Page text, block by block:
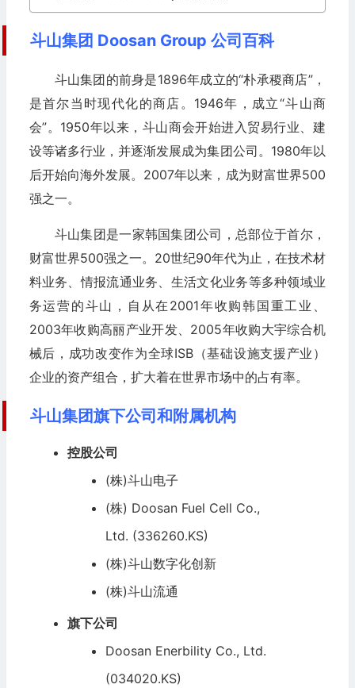
斗山集团 Doosan Group 公司百科
斗山集团的前身是1896年成立的“朴承稷商店”，
是首尔当时现代化的商店。1946年，成立“斗山商
会”。1950年以来，斗山商会开始进入贸易行业、建
设等诸多行业，并逐渐发展成为集团公司。1980年以
后开始向海外发展。2007年以来，成为财富世界500
强之一。
斗山集团是一家韩国集团公司，总部位于首尔，
财富世界500强之一。20世纪90年代为止，在技术材
料业务、情报流通业务、生活文化业务等多种领域业
务运营的斗山，自从在2001年收购韩国重工业、
2003年收购高丽产业开发、2005年收购大宇综合机
械后，成功改变作为全球ISB（基础设施支援产业）
企业的资产组合，扩大着在世界市场中的占有率。
斗山集团旗下公司和附属机构
控股公司
(株)斗山电子
(株) Doosan Fuel Cell Co.,
Ltd. (336260.KS)
(株)斗山数字化创新
(株)斗山流通
旗下公司
Doosan Enerbility Co., Ltd.
(034020.KS)